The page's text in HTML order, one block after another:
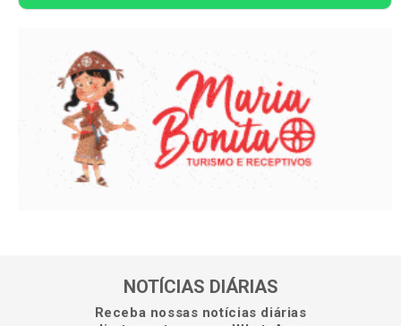
NOTÍCIAS DIÁRIAS
Receba nossas notícias diárias